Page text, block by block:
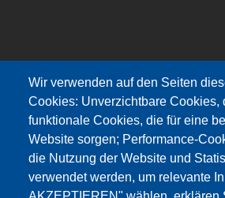
Wir verwenden auf den Seiten
Cookies: Unverzichtbare Cookies,
funktionale Cookies, die für eine
Website sorgen; Performance-
die Nutzung der Website und
verwendet werden, um relevante